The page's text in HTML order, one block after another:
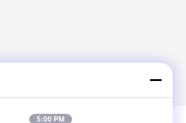
5:00 PM